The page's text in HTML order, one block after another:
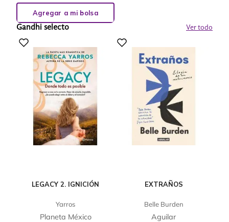
Agregar a mi bolsa
Gandhi selecto Ver todo
LEGACY 2. IGNICIÓN
Yarros
Planeta México
EXTRAÑOS
Belle Burden
Aguilar